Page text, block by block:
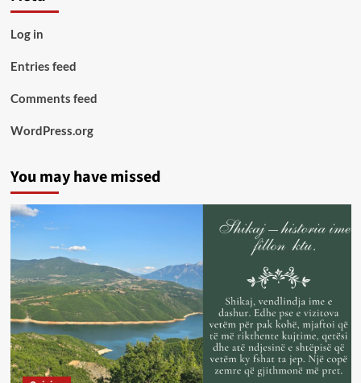
Log in
Entries feed
Comments feed
WordPress.org
You may have missed